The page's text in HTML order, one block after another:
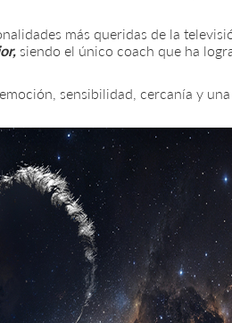
más queridas de la
siendo el único coach que ha
sensibilidad, cercanía y